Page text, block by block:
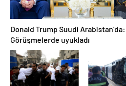
Donald Trump Suudi Arabistan’da:
Görüşmelerde uyukladı